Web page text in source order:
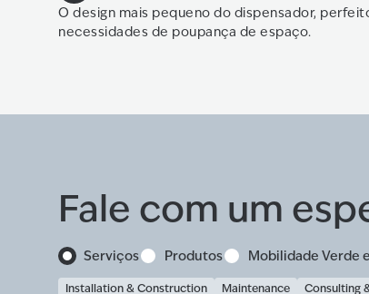
O design mais pequeno do dispensador,
necessidades de poupança de espaço.
Fale com um
Serviços Produtos Mobilidade Verde
Installation & Construction Maintenance Consulting